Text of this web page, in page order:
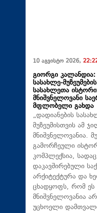
10 აგვისტო 2026,
გიორგი
სასახლე-
სასახლეთა
მნიშვნელოვანი
მფლობელი გახდა
„დადიანების
მუზეუმისთვის ამ
მნიშვნელოვანია.
გამორჩეული
კომპლექსია,
დაკავშირებული
არქიტექტურა და
ცხადყოფს, რომ ეს
მნიშვნელოვანია
უცხოელი